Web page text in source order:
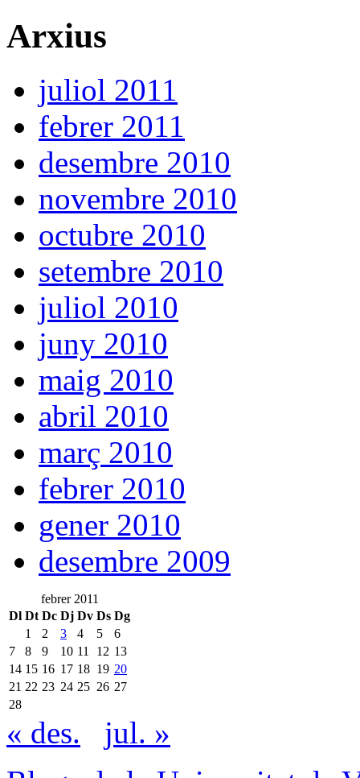
Arxius
juliol 2011
febrer 2011
desembre 2010
novembre 2010
octubre 2010
setembre 2010
juliol 2010
juny 2010
maig 2010
abril 2010
març 2010
febrer 2010
gener 2010
desembre 2009
febrer 2011
Dl Dt Dc Dj Dv Ds Dg
1
2 3 4 5
6
7
8 9 10 11 12 13
14 15 16 17 18 19 20
21 22 23 24 25 26 27
28
« des.
jul. »